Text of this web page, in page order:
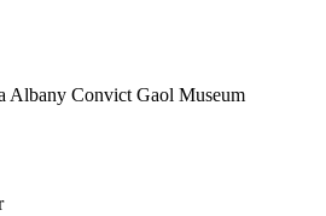
Albany Convict Gaol Museum